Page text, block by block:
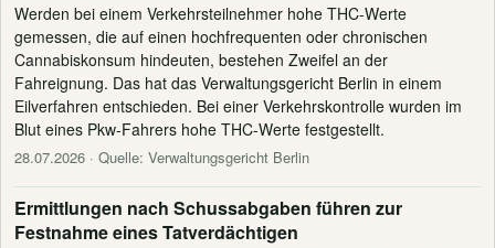
Werden bei einem Verkehrsteilnehmer hohe THC-Werte
gemessen, die auf einen hochfrequenten oder chronischen
Cannabiskonsum hindeuten, bestehen Zweifel an der
Fahreignung. Das hat das Verwaltungsgericht Berlin in einem
Eilverfahren entschieden. Bei einer Verkehrskontrolle wurden im
Blut eines Pkw-Fahrers hohe THC-Werte festgestellt.
28.07.2026 · Quelle: Verwaltungsgericht Berlin
Ermittlungen nach Schussabgaben führen zur
Festnahme eines Tatverdächtigen